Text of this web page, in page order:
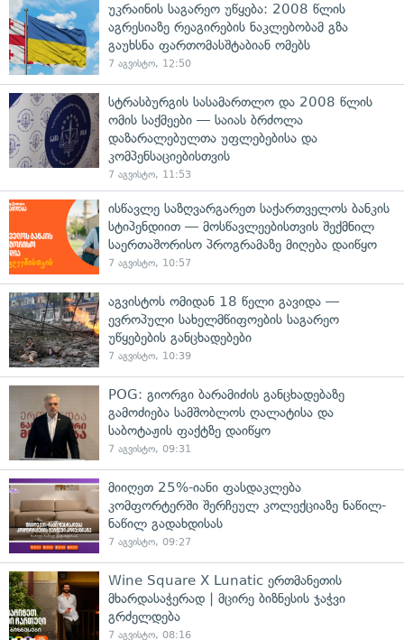
უკრაინის საგარეო უწყება: 2008 წლის
აგრესიაზე რეაგირების ნაკლებობამ გზა
გაუხსნა ფართომასშტაბიან ომებს
7 აგვისტო, 12:50
სტრასბურგის სასამართლო და 2008 წლის
ომის საქმეები — საიას ბრძოლა
დაზარალებულთა უფლებებისა და
კომპენსაციებისთვის
7 აგვისტო, 11:53
ისწავლე საზღვარგარეთ საქართველოს ბანკის
სტიპენდიით — მოსწავლეებისთვის შექმნილ
საერთაშორისო პროგრამაზე მიღება დაიწყო
7 აგვისტო, 10:57
აგვისტოს ომიდან 18 წელი გავიდა —
ევროპული სახელმწიფოების საგარეო
უწყებების განცხადებები
7 აგვისტო, 10:39
POG: გიორგი ბარამიძის განცხადებაზე
გამოძიება სამშობლოს ღალატისა და
საბოტაჟის ფაქტზე დაიწყო
7 აგვისტო, 09:31
მიიღეთ 25%-იანი ფასდაკლება
კომფორტერში შერჩეულ კოლექციაზე ნაწილ-
ნაწილ გადახდისას
7 აგვისტო, 09:27
Wine Square X Lunatic ერთმანეთის
მხარდასაჭერად | მცირე ბიზნესის ჯაჭვი
გრძელდება
7 აგვისტო, 08:16